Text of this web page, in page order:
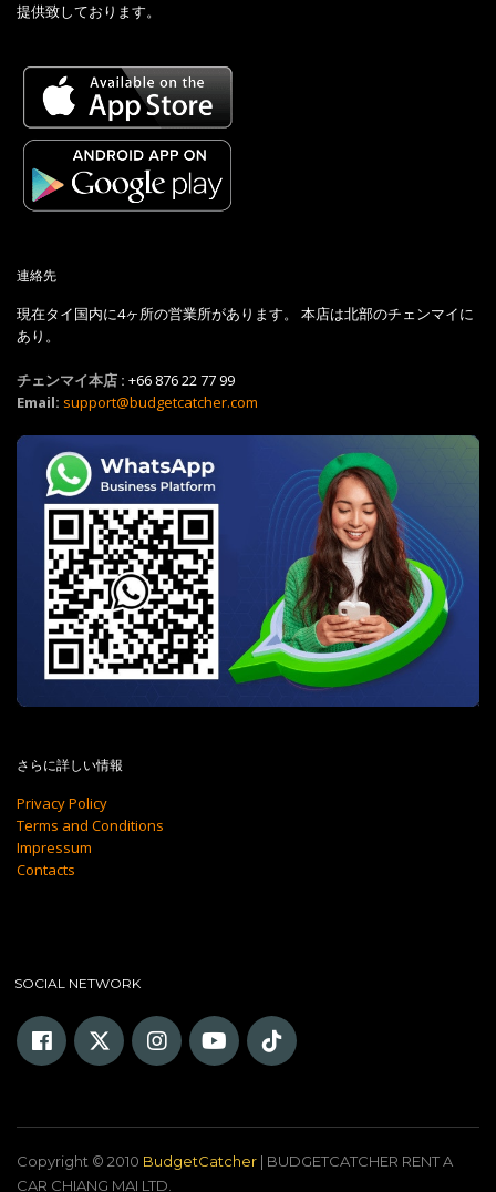
提供致しております。
連絡先
現在タイ国内に4ヶ所の営業所があります。 本店は北部のチェンマイに
あり。
チェンマイ本店 : +66 876 22 77 99
Email: support@budgetcatcher.com
さらに詳しい情報
Privacy Policy
Terms and Conditions
Impressum
Contacts
SOCIAL NETWORK
Copyright © 2010 BudgetCatcher | BUDGETCATCHER RENT A
CAR CHIANG MAI LTD.